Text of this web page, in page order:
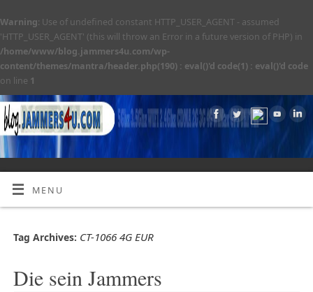
Warning: Use of undefined constant HTTP_USER_AGENT - assumed
'HTTP_USER_AGENT' (this will throw an Error in a future version of PHP) in
/home/www/blog.jammers4u.com/wp-
content/themes/mantra/header.php(190) : eval()'d code(1) : eval()'d code
on line 1
MENU
Tag Archives: CT-1066 4G EUR
Die sein Jammers